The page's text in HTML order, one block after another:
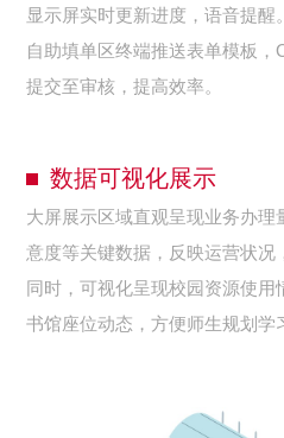
显示屏实时更新进度，语音提醒。
自助填单区终端推送表单模板
提交至审核，提高效率。
数据可视化展示
大屏展示区域直观呈现业务办理
意度等关键数据，反映运营状况
同时，可视化呈现校园资源使用
书馆座位动态，方便师生规划学